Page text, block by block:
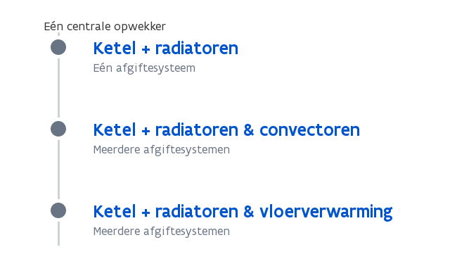
Eén centrale opwekker
Ketel + radiatoren
Eén afgiftesysteem
Ketel + radiatoren & convectoren
Meerdere afgiftesystemen
Ketel + radiatoren & vloerverwarming
Meerdere afgiftesystemen